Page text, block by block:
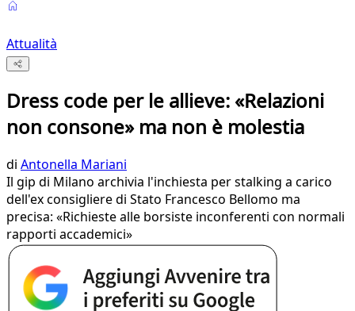
Attualità
Dress code per le allieve: «Relazioni
non consone» ma non è molestia
di Antonella Mariani
Il gip di Milano archivia l'inchiesta per stalking a carico
dell'ex consigliere di Stato Francesco Bellomo ma
precisa: «Richieste alle borsiste inconferenti con normali
rapporti accademici»